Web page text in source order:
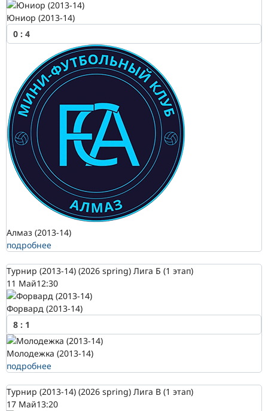
Юниор (2013-14)
0 : 4
Алмаз (2013-14)
подробнее
Турнир (2013-14) (2026 spring) Лига Б (1 этап)
11 Май12:30
Форвард (2013-14)
8 : 1
Молодежка (2013-14)
подробнее
Турнир (2013-14) (2026 spring) Лига В (1 этап)
17 Май13:20